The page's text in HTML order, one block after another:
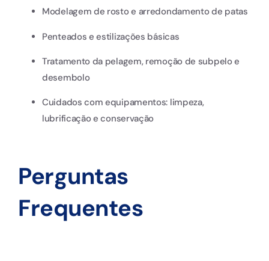
Modelagem de rosto e arredondamento de patas
Penteados e estilizações básicas
Tratamento da pelagem, remoção de subpelo e
desembolo
Cuidados com equipamentos: limpeza,
lubrificação e conservação
Perguntas
Frequentes